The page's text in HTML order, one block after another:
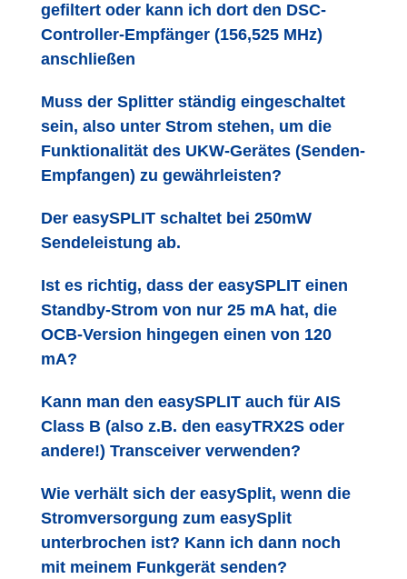
gefiltert oder kann ich dort den DSC-
Controller-Empfänger (156,525 MHz)
anschließen
Muss der Splitter ständig eingeschaltet
sein, also unter Strom stehen, um die
Funktionalität des UKW-Gerätes (Senden-
Empfangen) zu gewährleisten?
Der easySPLIT schaltet bei 250mW
Sendeleistung ab.
Ist es richtig, dass der easySPLIT einen
Standby-Strom von nur 25 mA hat, die
OCB-Version hingegen einen von 120
mA?
Kann man den easySPLIT auch für AIS
Class B (also z.B. den easyTRX2S oder
andere!) Transceiver verwenden?
Wie verhält sich der easySplit, wenn die
Stromversorgung zum easySplit
unterbrochen ist? Kann ich dann noch
mit meinem Funkgerät senden?